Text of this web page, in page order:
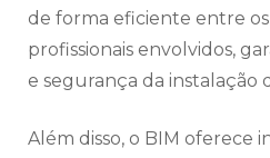
de forma eficiente entre
profissionais envolvidos,
e segurança da instalação
Além disso, o BIM oferece